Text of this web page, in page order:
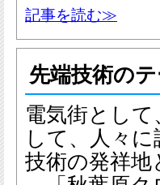
記事を読む≫
先端技術の
電気街とし
して、人々
技術の発祥